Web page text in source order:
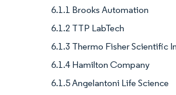
6.1.1 Brooks Automation
6.1.2 TTP LabTech
6.1.3 Thermo Fisher Scientific
6.1.4 Hamilton Company
6.1.5 Angelantoni Life Science